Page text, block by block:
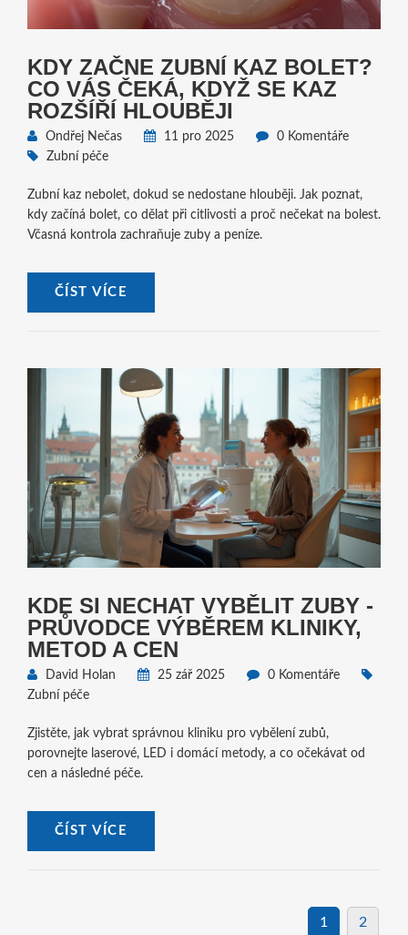
KDY ZAČNE ZUBNÍ KAZ BOLET?
CO VÁS ČEKÁ, KDYŽ SE KAZ
ROZŠÍŘÍ HLOUBĚJI
Ondřej Nečas 11 pro 2025
0 Komentáře
Zubní péče
Zubní kaz nebolet, dokud se nedostane hlouběji. Jak poznat,
kdy začíná bolet, co dělat při citlivosti a proč nečekat na bolest.
Včasná kontrola zachraňuje zuby a peníze.
ČÍST VÍCE
KDE SI NECHAT VYBĚLIT ZUBY -
PRŮVODCE VÝBĚREM KLINIKY,
METOD A CEN
David Holan 25 zář 2025
0 Komentáře
Zubní péče
Zjistěte, jak vybrat správnou kliniku pro vybělení zubů,
porovnejte laserové, LED i domácí metody, a co očekávat od
cen a následné péče.
ČÍST VÍCE
1 2